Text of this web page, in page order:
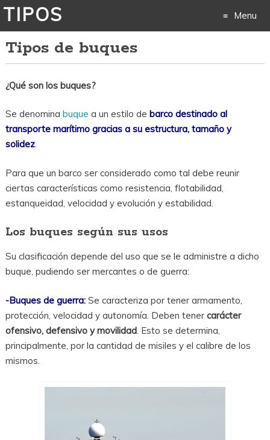
TIPOS Menu
Tipos de buques
¿Qué son los buques?
Se denomina buque a un estilo de barco destinado al
transporte marítimo gracias a su estructura, tamaño y
solidez.
Para que un barco ser considerado como tal debe reunir
ciertas características como resistencia, flotabilidad,
estanqueidad, velocidad y evolución y estabilidad.
Los buques según sus usos
Su clasificación depende del uso que se le administre a dicho
buque, pudiendo ser mercantes o de guerra:
-Buques de guerra:Se caracteriza por tener armamento,
protección, velocidad y autonomía. Deben tener carácter
ofensivo, defensivo y movilidad. Esto se determina,
principalmente, por la cantidad de misiles y el calibre de los
mismos.